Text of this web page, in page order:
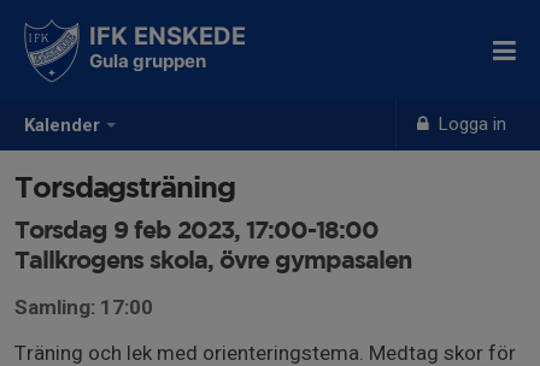
Kalender Logga in
IFK ENSKEDE
Gula gruppen
Torsdagsträning
Torsdag 9 feb 2023, 17:00-18:00
Tallkrogens skola, övre gympasalen
Samling: 17:00
Träning och lek med orienteringstema. Medtag skor för